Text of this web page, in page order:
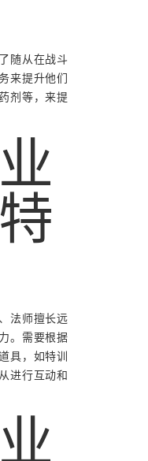
随从在战斗
来提升他们
剂等，来提
法师擅长远
。需要根据
具，如特训
进行互动和